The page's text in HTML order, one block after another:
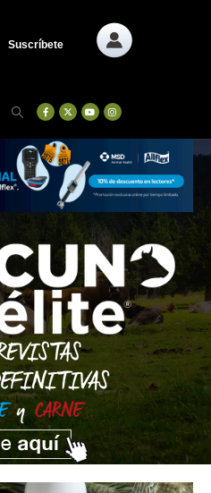
Suscríbete